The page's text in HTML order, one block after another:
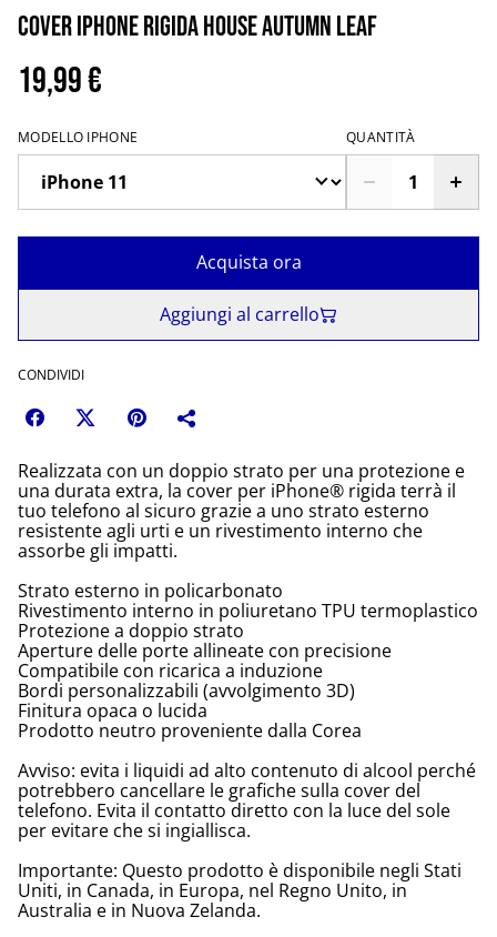
Cover iPhone rigida house autumn leaf
19,99 €
MODELLO IPHONE QUANTITÀ
Acquista ora
Aggiungi al carrello
CONDIVIDI
Realizzata con un doppio strato per una protezione e
una durata extra, la cover per iPhone® rigida terrà il
tuo telefono al sicuro grazie a uno strato esterno
resistente agli urti e un rivestimento interno che
assorbe gli impatti.
Strato esterno in policarbonato
Rivestimento interno in poliuretano TPU termoplastico
Protezione a doppio strato
Aperture delle porte allineate con precisione
Compatibile con ricarica a induzione
Bordi personalizzabili (avvolgimento 3D)
Finitura opaca o lucida
Prodotto neutro proveniente dalla Corea
Avviso: evita i liquidi ad alto contenuto di alcool perché
potrebbero cancellare le grafiche sulla cover del
telefono. Evita il contatto diretto con la luce del sole
per evitare che si ingiallisca.
Importante: Questo prodotto è disponibile negli Stati
Uniti, in Canada, in Europa, nel Regno Unito, in
Australia e in Nuova Zelanda.